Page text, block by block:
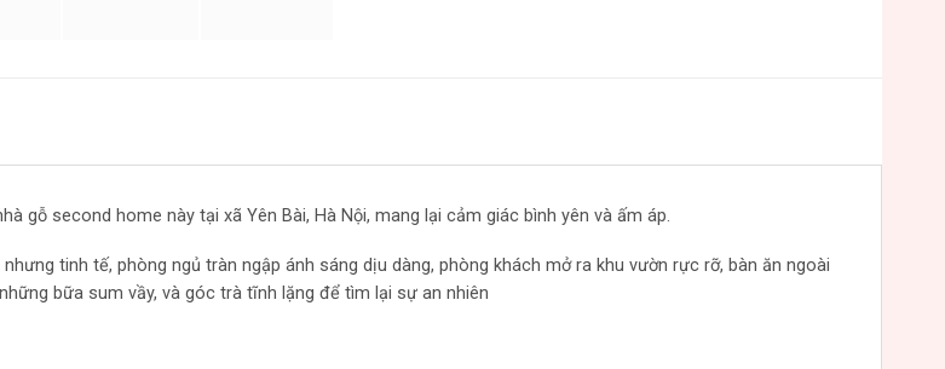
gỗ second home này tại xã Yên Bài, Hà Nội, mang lại cảm giác bình yên và ấm áp.
tinh tế, phòng ngủ tràn ngập ánh sáng dịu dàng, phòng khách mở ra khu vườn rực rỡ, bàn ăn ngoài
bữa sum vầy, và góc trà tĩnh lặng để tìm lại sự an nhiên